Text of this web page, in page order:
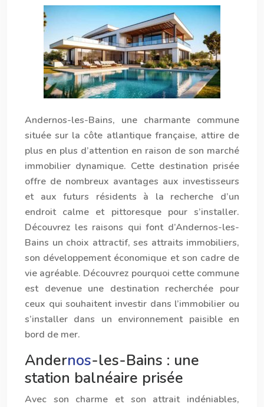
Andernos-les-Bains, une charmante commune
située sur la côte atlantique française, attire de
plus en plus d’attention en raison de son marché
immobilier dynamique. Cette destination prisée
offre de nombreux avantages aux investisseurs
et aux futurs résidents à la recherche d’un
endroit calme et pittoresque pour s’installer.
Découvrez les raisons qui font d’Andernos-les-
Bains un choix attractif, ses attraits immobiliers,
son développement économique et son cadre de
vie agréable. Découvrez pourquoi cette commune
est devenue une destination recherchée pour
ceux qui souhaitent investir dans l’immobilier ou
s’installer dans un environnement paisible en
bord de mer.
Andernos-les-Bains : une
station balnéaire prisée
Avec son charme et son attrait indéniables,